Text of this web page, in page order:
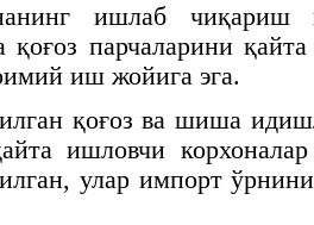
ишлаб чиқариш
қоғоз парчаларини
иш жойига эга.
қоғоз ва шиша
ишловчи
улар импорт